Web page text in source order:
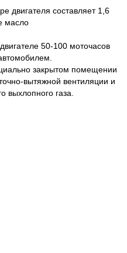
двигателя составляет 1,6
масло
50-100 моточасов
закрытом помещении
вытяжной вентиляции и
выхлопного газа.